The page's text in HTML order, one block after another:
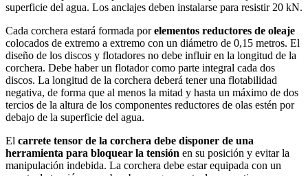
superficie del agua. Los anclajes deben instalarse para resistir 20 kN.
Cada corchera estará formada porelementos reductores de oleaje
colocados de extremo a extremo con un diámetro de 0,15 metros. El
diseño de los discos y flotadores no debe influir en la longitud de la
corchera. Debe haber un flotador como parte integral cada dos
discos. La longitud de la corchera deberá tener una flotabilidad
negativa, de forma que al menos la mitad y hasta un máximo de dos
tercios de la altura de los componentes reductores de olas estén por
debajo de la superficie del agua.
El carrete tensor de la corchera debe disponer de una
herramienta para bloquear la tensión en su posición y evitar la
manipulación indebida. La corchera debe estar equipada con un